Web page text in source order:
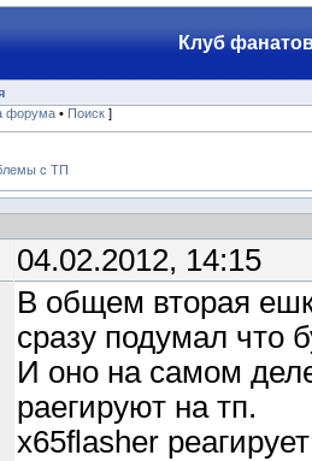
Клуб
форума • Поиск ]
с ТП
04.02.2012, 14:15
В общем вторая
сразу подумал что
И оно на самом
раегируют на тп.
x65flasher